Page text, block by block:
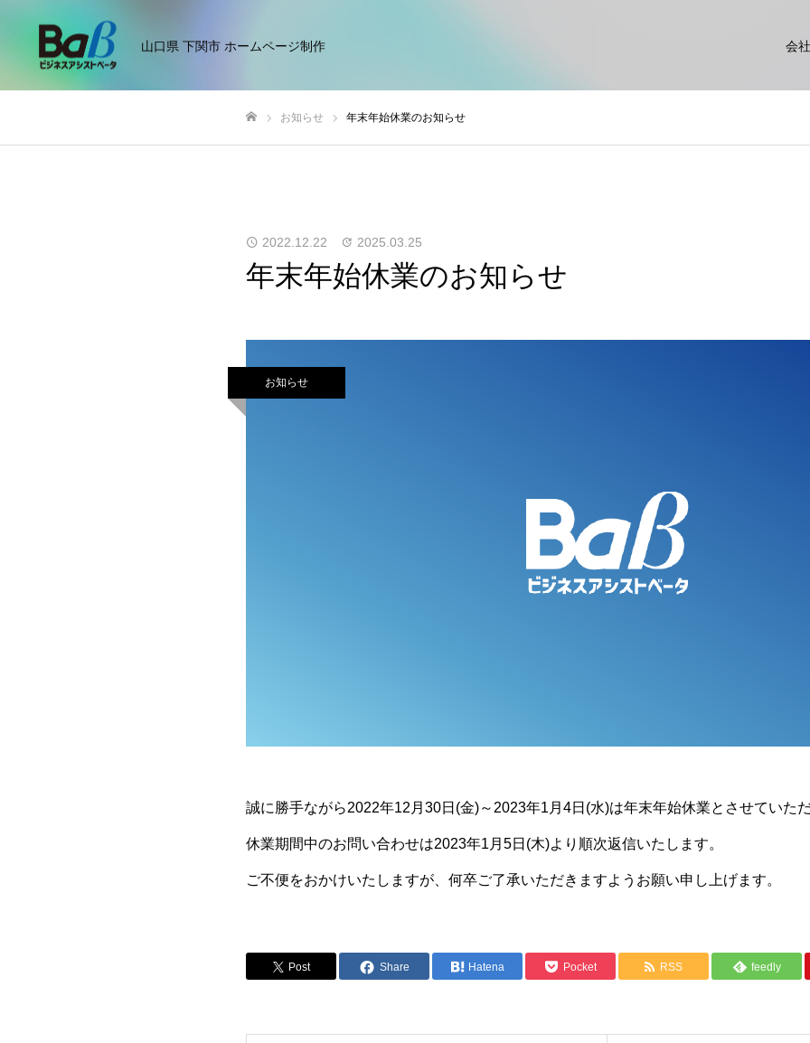
山口県 下関市 ホームページ制作 会
お知らせ 年末年始休業のお知らせ
2022.12.22 2025.03.25
年末年始休業のお知らせ
お知らせ
誠に勝手ながら2022年12月30日(金)～2023年1月4日(水)は年末年始休業とさせていただ
休業期間中のお問い合わせは2023年1月5日(木)より順次返信いたします。
ご不便をおかけいたしますが、何卒ご了承いただきますようお願い申し上げます。
Post Share Hatena Pocket RSS feedly